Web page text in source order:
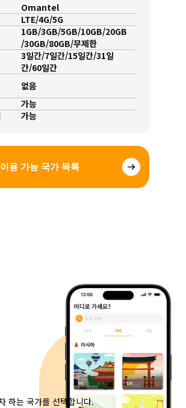
Omantel
LTE/4G/5G
1GB/3GB/5GB/10GB/20GB
/30GB/80GB/무제한
3일간/7일간/15일간/31일
간/60일간
없음
가능
가능
이용 가능 국가 목록
하는 국가를 선택합니다.